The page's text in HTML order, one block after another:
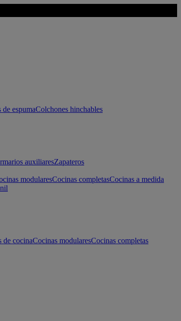
espumaColchones hinchables
auxiliaresZapateros
modularesCocinas completasCocinas a medida
de cocinaCocinas modularesCocinas completas